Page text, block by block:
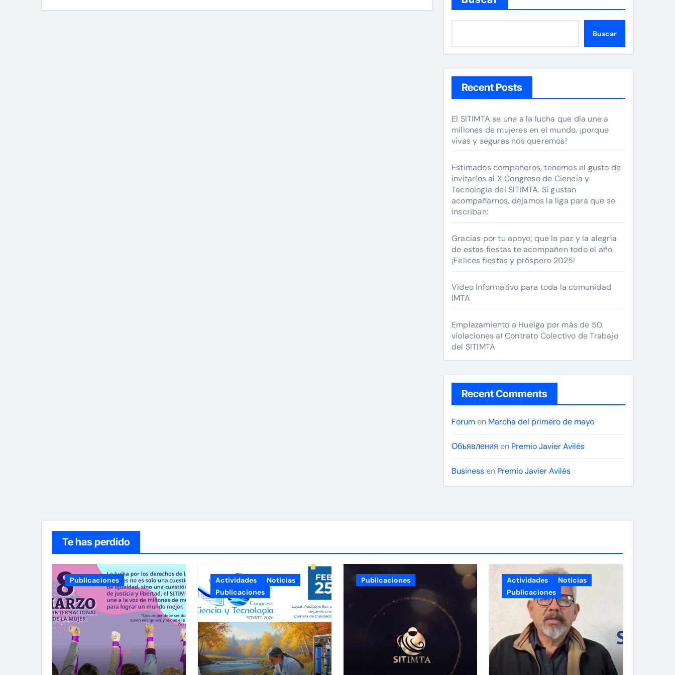
Buscar
Recent Posts
El SITIMTA se une a la lucha que día une a
millones de mujeres en el mundo, ¡porque
vivas y seguras nos queremos!
Estimados compañeros, tenemos el gusto de
invitarlos al X Congreso de Ciencia y
Tecnología del SITIMTA. Si gustan
acompañarnos, dejamos la liga para que se
inscriban:
Gracias por tu apoyo; que la paz y la alegría
de estas fiestas te acompañen todo el año.
¡Felices fiestas y próspero 2025!
Video Informativo para toda la comunidad
IMTA
Emplazamiento a Huelga por más de 50
violaciones al Contrato Colectivo de Trabajo
del SITIMTA
Recent Comments
Forumen Marcha del primero de mayo
Объявления en Premio Javier Avilés
Businessen Premio Javier Avilés
Te has perdido
Publicaciones Actividades
Noticias
Publicaciones
Publicaciones Actividades
Noticias
Publicaciones